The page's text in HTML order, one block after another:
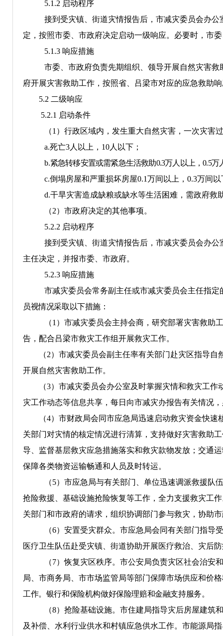
5.1.2 启动程序
接到受灾镇、街道灾情报告后， 市减灾委员会办公
定，按照市委、市政府决定启动一级响应。 必要时，市
5.1.3 响应措施
市委、市政府负责先期组织、领导开展自然灾害
府开展灾害救助工作，按照省、吕梁市对应的应急救助
5.2 二级响应
5.2.1 启动条件
（1 ）行政区域内，发生重大自然灾害，一次灾害
a.死亡3人以上， 10人以下；
b.紧急转移安置或需紧急生活救助0.3万人以上，0.5万
c.倒塌房屋和严重损坏房屋0.1万间以上， 0.3万间以
d.干旱灾害造成缺粮或缺水等生活困难，需政府救
（2）市政府决定的其他事项。
5.2.2 启动程序
接到受灾镇、街道灾情报告后，市减灾委员会办公
主任决定， 并报市委、市政府。
5.2.3 响应措施
市减灾委员会常务副主任或市减灾委员会主任指
员视情况采取以下措施：
（1 ）市减灾委员会主持会商，研究部署灾害救助
告 ，配合吕梁市救灾工作组开展救灾工作。
（2） 市减灾委员会副主任率有关部门赴灾区指导自
开展自然灾害救助工作。
（3）市减灾委员会办公室及时掌握灾情和救灾工作
灾工作动态等信息共享，每日向市减灾办报告有关情况
（4） 市财政局会同市应急局迅速启动救灾资金快
关部门对灾情的核定情况进行清算 ， 支持做好灾害救助
导、监督基层救灾应急措施落实和救灾款物发放；交通
保障各类物资运输畅通和人员及时转运。
（5） 市应急局与有关部门、单位迅速调派救援队
抢险救援、基础设施抢险恢复等工作，全力支援救灾工
关部门和市政府的请求，组织协调部门参与救灾，协助
（6）安置受灾群众。市应急局会同有关部门指导
医疗卫生队伍赴受灾镇、街道协助开展医疗救治、灾后
（7）恢复灾区秩序。 市公安局负责灾区社会治安
局 、市商务局 市市场监管局等部门保障市场供应和价
工作。银行和保险机构做好保险理赔和金融支持服务。
（8）抢险基础设施。市住建局指导灾后房屋建筑
及补偿、水利行业供水和村镇应急供水工作。市能源局